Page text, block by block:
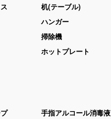
机(テーブル)
ハンガー
掃除機
ホットプレート
手指アルコール消毒液